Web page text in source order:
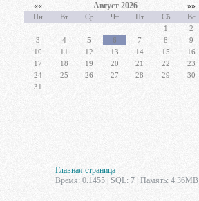
«« Август 2026 »»
Пн Вт Ср Чт Пт Сб
Вс
1
2
3
4 5 6 7 8
9
10
11 12 13 14 15
16
17
18 19 20 21 22
23
24
25 26 27 28 29
30
31
Главная страница
Время: 0.1455 | SQL: 7 | Память: 4.36MB